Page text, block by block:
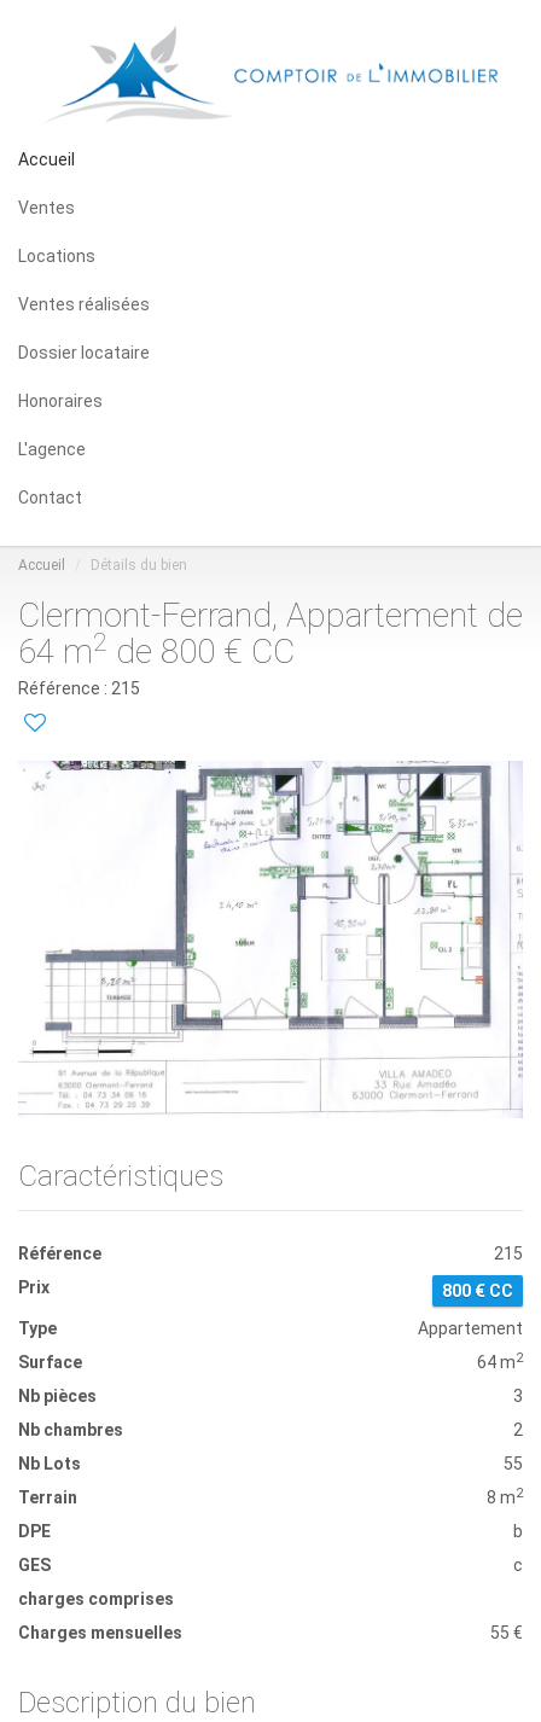
Accueil
Ventes
Locations
Ventes réalisées
Dossier locataire
Honoraires
L'agence
Contact
Accueil Détails du bien
Clermont-Ferrand, Appartement de
64 m2 de 800 € CC
Référence : 215
Caractéristiques
Référence
215
Prix
800 € CC
Type
Appartement
Surface
64 m2
Nb pièces
3
Nb chambres
2
Nb Lots
55
Terrain
8 m2
DPE
b
GES
c
charges comprises
Charges mensuelles
55 €
Description du bien